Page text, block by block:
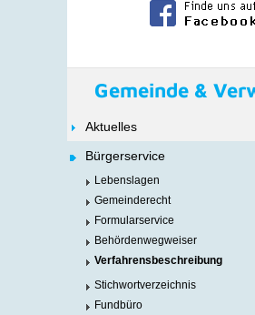
Gemeinde &
Aktuelles
Bürgerservice
Lebenslagen
Gemeinderecht
Formularservice
Behördenwegweiser
Verfahrensbeschreibung
Stichwortverzeichnis
Fundbüro